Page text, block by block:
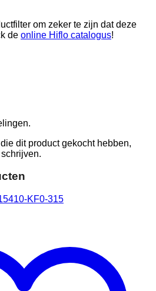
om zeker te zijn dat deze
de online Hiflo catalogus!
dit product gekocht hebben,